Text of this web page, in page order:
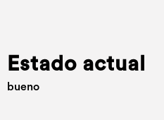
Estado actual
bueno